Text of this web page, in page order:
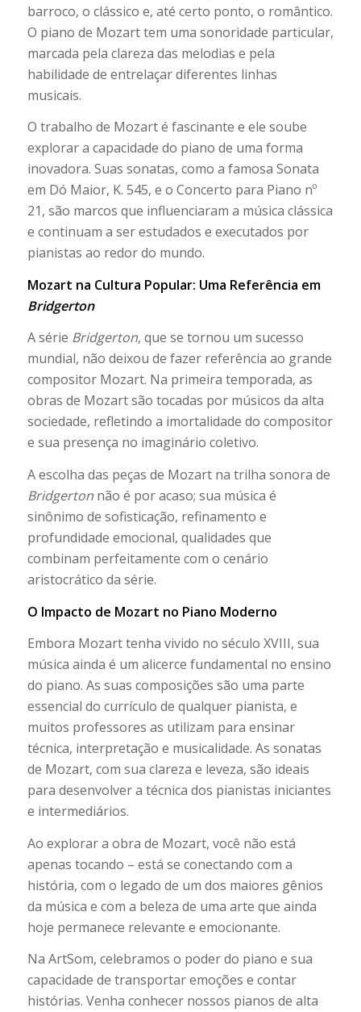
barroco, o clássico e, até certo ponto, o romântico.
O piano de Mozart tem uma sonoridade particular,
marcada pela clareza das melodias e pela
habilidade de entrelaçar diferentes linhas
musicais.
O trabalho de Mozart é fascinante e ele soube
explorar a capacidade do piano de uma forma
inovadora. Suas sonatas, como a famosa Sonata
em Dó Maior, K. 545, e o Concerto para Piano nº
21, são marcos que influenciaram a música clássica
e continuam a ser estudados e executados por
pianistas ao redor do mundo.
Mozart na Cultura Popular: Uma Referência em
Bridgerton
A série Bridgerton, que se tornou um sucesso
mundial, não deixou de fazer referência ao grande
compositor Mozart. Na primeira temporada, as
obras de Mozart são tocadas por músicos da alta
sociedade, refletindo a imortalidade do compositor
e sua presença no imaginário coletivo.
A escolha das peças de Mozart na trilha sonora de
Bridgertonnão é por acaso; sua música é
sinônimo de sofisticação, refinamento e
profundidade emocional, qualidades que
combinam perfeitamente com o cenário
aristocrático da série.
O Impacto de Mozart no Piano Moderno
Embora Mozart tenha vivido no século XVIII, sua
música ainda é um alicerce fundamental no ensino
do piano. As suas composições são uma parte
essencial do currículo de qualquer pianista, e
muitos professores as utilizam para ensinar
técnica, interpretação e musicalidade. As sonatas
de Mozart, com sua clareza e leveza, são ideais
para desenvolver a técnica dos pianistas iniciantes
e intermediários.
Ao explorar a obra de Mozart, você não está
apenas tocando – está se conectando com a
história, com o legado de um dos maiores gênios
da música e com a beleza de uma arte que ainda
hoje permanece relevante e emocionante.
Na ArtSom, celebramos o poder do piano e sua
capacidade de transportar emoções e contar
histórias. Venha conhecer nossos pianos de alta